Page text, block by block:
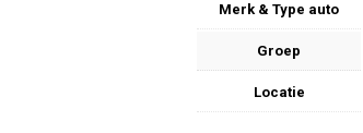
Merk & Type auto
Groep
Locatie